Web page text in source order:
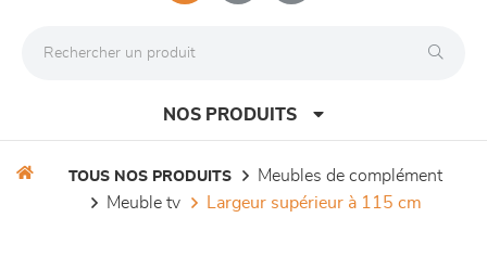
NOS PRODUITS
TOUS NOS PRODUITS
meubles de complément
meuble tv
largeur supérieur à 115 cm